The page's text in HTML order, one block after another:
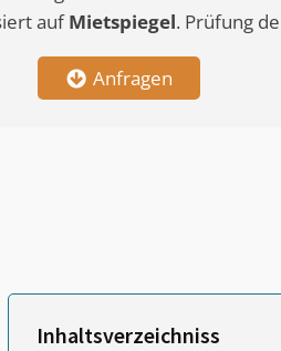
aufMietspiegel. Prüfung
Anfragen
Inhaltsverzeichniss